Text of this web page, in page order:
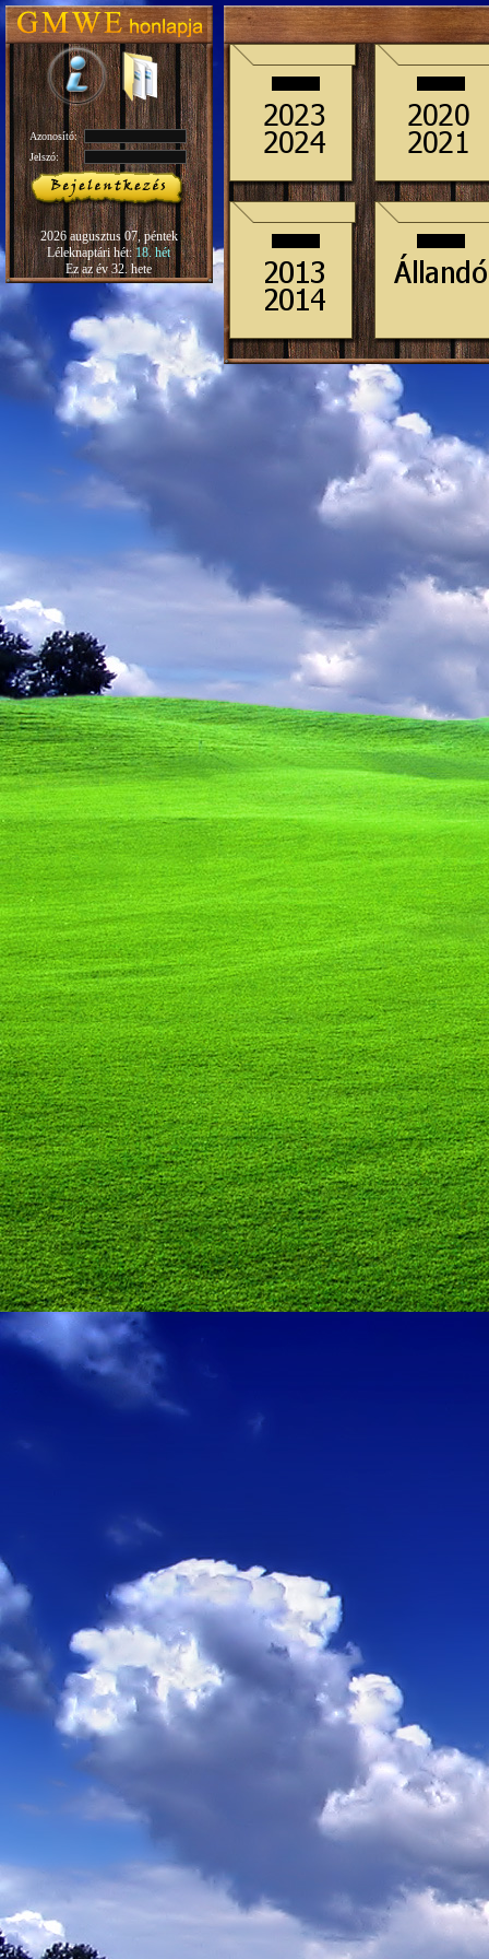
Azonosító:
Jelszó:
2026 augusztus 07, péntek
Léleknaptári hét:18. hét
Ez az év 32. hete